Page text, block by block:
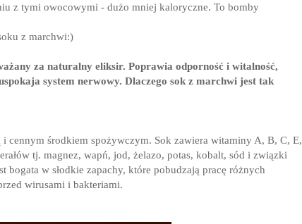
z tymi owocowymi - dużo mniej kaloryczne. To bomby
z marchwi:)
za naturalny eliksir. Poprawia odporność i witalność,
system nerwowy. Dlaczego sok z marchwi jest tak
cennym środkiem spożywczym. Sok zawiera witaminy A, B, C, E,
tj. magnez, wapń, jod, żelazo, potas, kobalt, sód i związki
bogata w słodkie zapachy, które pobudzają pracę różnych
wirusami i bakteriami.